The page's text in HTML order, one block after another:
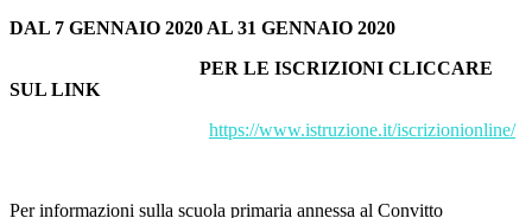
DAL 7 GENNAIO 2020 AL 31 GENNAIO 2020
PER LE ISCRIZIONI CLICCARE
SUL LINK
https://www.istruzione.it/iscrizionionline/
Per informazioni sulla scuola primaria annessa al Convitto